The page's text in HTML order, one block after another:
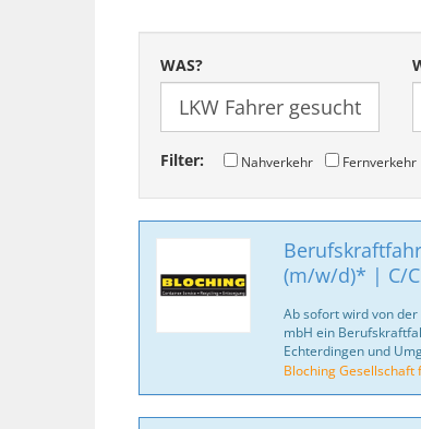
WAS?
Filter: Nahverkehr Fernverkehr
(m/w/d)* | C/
Ab sofort wird von
mbH ein
Echterdingen und
Bloching Gesellschaft